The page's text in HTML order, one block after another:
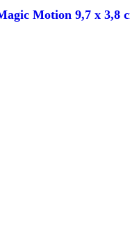
Motion 9,7 x 3,8